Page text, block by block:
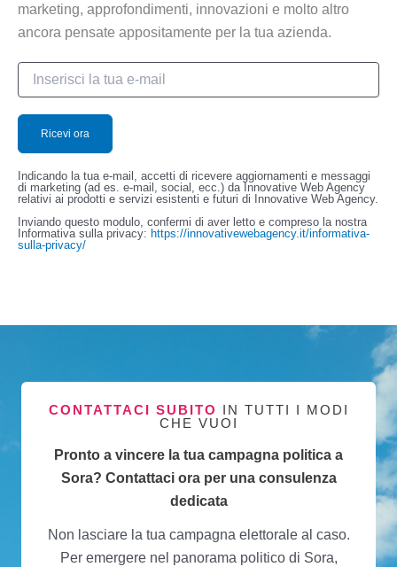
marketing, approfondimenti, innovazioni e molto altro
ancora pensate appositamente per la tua azienda.
Indicando la tua e-mail, accetti di ricevere aggiornamenti e messaggi
di marketing (ad es. e-mail, social, ecc.) da Innovative Web Agency
relativi ai prodotti e servizi esistenti e futuri di Innovative Web Agency.
Inviando questo modulo, confermi di aver letto e compreso la nostra
Informativa sulla privacy: https://innovativewebagency.it/informativa-
sulla-privacy/
CONTATTACI SUBITO IN TUTTI I MODI
CHE VUOI
Pronto a vincere la tua campagna politica a
Sora? Contattaci ora per una consulenza
dedicata
Non lasciare la tua campagna elettorale al caso.
Per emergere nel panorama politico di Sora,